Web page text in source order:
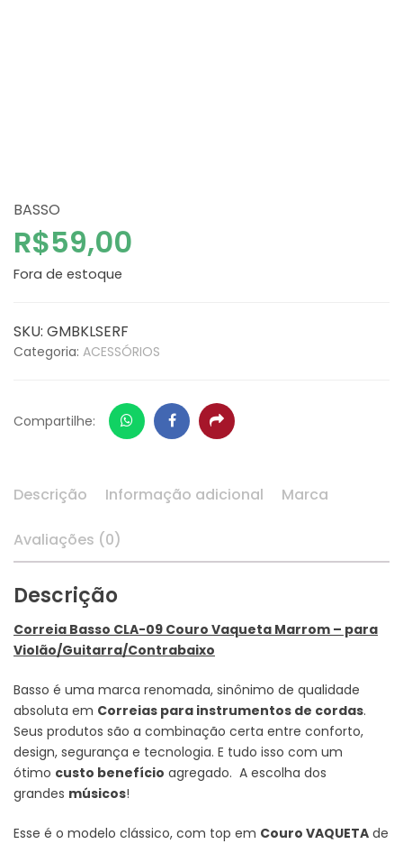
BASSO
R$59,00
Fora de estoque
SKU: GMBKLSERF
Categoria: ACESSÓRIOS
Compartilhe: WhatsappFacebookShare
Descrição Informação adicional Marca
Avaliações (0)
Descrição
Correia Basso CLA-09 Couro Vaqueta Marrom – para
Violão/Guitarra/Contrabaixo
Basso é uma marca renomada, sinônimo de qualidade
absoluta em Correias para instrumentos de cordas.
Seus produtos são a combinação certa entre conforto,
design, segurança e tecnologia. E tudo isso com um
ótimo custo benefício agregado. A escolha dos
grandes músicos!
Esse é o modelo clássico, com top em Couro VAQUETA de